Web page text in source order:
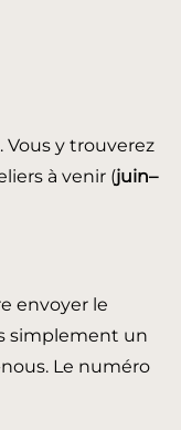
Vous y trouverez
à venir (juin–
envoyer le
simplement un
Le numéro